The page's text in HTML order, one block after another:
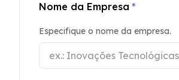
Nome da Empresa *
Especifique o nome da empresa.